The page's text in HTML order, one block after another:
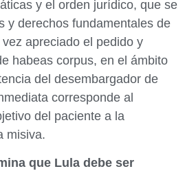
y el orden jurídico, que se
y derechos fundamentales de
apreciado el pedido y
habeas corpus, en el ámbito
del desembargador de
corresponde al
del paciente a la
misiva.
que Lula debe ser